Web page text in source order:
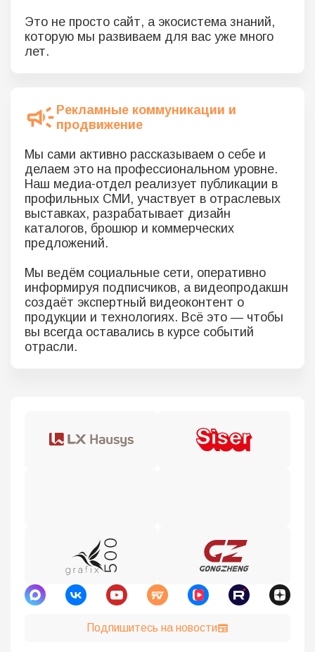
Это не просто сайт, а экосистема знаний,
которую мы развиваем для вас уже много
лет.
Рекламные коммуникации и
продвижение
Мы сами активно рассказываем о себе и
делаем это на профессиональном уровне.
Наш медиа-отдел реализует публикации в
профильных СМИ, участвует в отраслевых
выставках, разрабатывает дизайн
каталогов, брошюр и коммерческих
предложений.
Мы ведём социальные сети, оперативно
информируя подписчиков, а видеопродакшн
создаёт экспертный видеоконтент о
продукции и технологиях. Всё это — чтобы
вы всегда оставались в курсе событий
отрасли.
Подпишитесь на новости